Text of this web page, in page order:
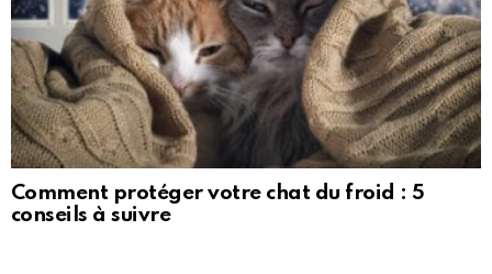
Comment protéger votre chat du froid : 5
conseils à suivre